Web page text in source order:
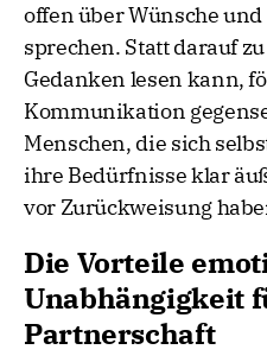
offen über Wünsche
sprechen. Statt darauf
Gedanken lesen kann,
Kommunikation
Menschen, die sich
ihre Bedürfnisse klar
vor Zurückweisung
Die Vorteile
Unabhängigkeit
Partnerschaft